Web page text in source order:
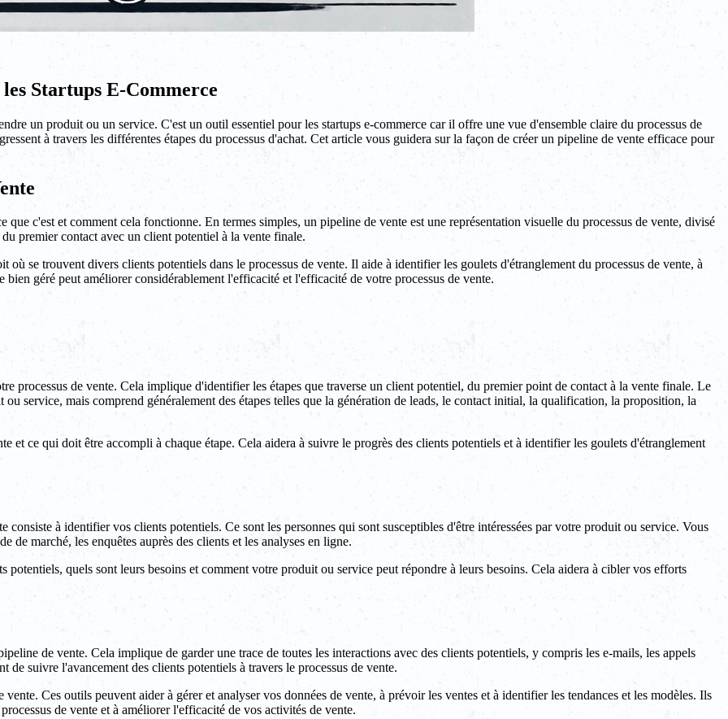
Startups E-Commerce
un produit ou un service. C'est un outil essentiel pour les startups e-commerce car il offre une vue d'ensemble claire du processus de
à travers les différentes étapes du processus d'achat. Cet article vous guidera sur la façon de créer un pipeline de vente efficace pour
c'est et comment cela fonctionne. En termes simples, un pipeline de vente est une représentation visuelle du processus de vente, divisé
premier contact avec un client potentiel à la vente finale.
se trouvent divers clients potentiels dans le processus de vente. Il aide à identifier les goulets d'étranglement du processus de vente, à
géré peut améliorer considérablement l'efficacité et l'efficacité de votre processus de vente.
processus de vente. Cela implique d'identifier les étapes que traverse un client potentiel, du premier point de contact à la vente finale. Le
service, mais comprend généralement des étapes telles que la génération de leads, le contact initial, la qualification, la proposition, la
et ce qui doit être accompli à chaque étape. Cela aidera à suivre le progrès des clients potentiels et à identifier les goulets d'étranglement
à identifier vos clients potentiels. Ce sont les personnes qui sont susceptibles d'être intéressées par votre produit ou service. Vous
marché, les enquêtes auprès des clients et les analyses en ligne.
quels sont leurs besoins et comment votre produit ou service peut répondre à leurs besoins. Cela aidera à cibler vos efforts
de vente. Cela implique de garder une trace de toutes les interactions avec des clients potentiels, y compris les e-mails, les appels
suivre l'avancement des clients potentiels à travers le processus de vente.
Ces outils peuvent aider à gérer et analyser vos données de vente, à prévoir les ventes et à identifier les tendances et les modèles. Ils
de vente et à améliorer l'efficacité de vos activités de vente.